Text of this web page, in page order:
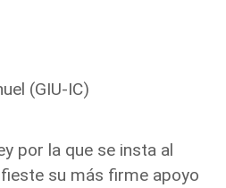
(GIU-IC)
por la que se insta al
su más firme apoyo